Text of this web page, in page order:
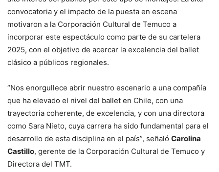
convocatoria y el impacto de la puesta en escena
motivaron a la Corporación Cultural de Temuco a
incorporar este espectáculo como parte de su cartelera
2025, con el objetivo de acercar la excelencia del ballet
clásico a públicos regionales.
“Nos enorgullece abrir nuestro escenario a una compañía
que ha elevado el nivel del ballet en Chile, con una
trayectoria coherente, de excelencia, y con una directora
como Sara Nieto, cuya carrera ha sido fundamental para el
desarrollo de esta disciplina en el país”, señaló Carolina
Castillo, gerente de la Corporación Cultural de Temuco y
Directora del TMT.